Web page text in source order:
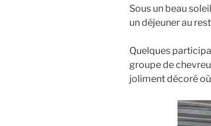
Sous un beau
un déjeuner au
Quelques
groupe de
joliment décoré